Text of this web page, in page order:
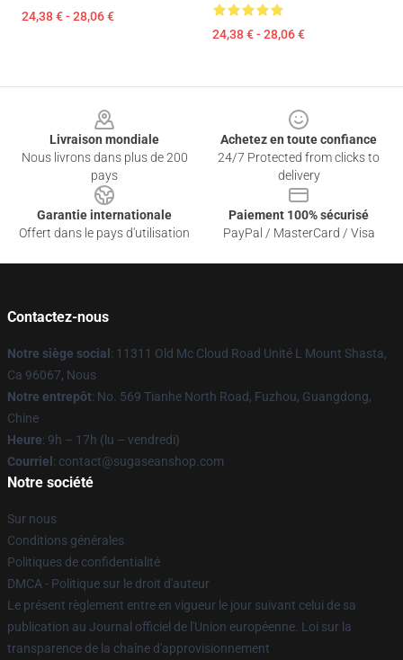
24,38 € - 28,06 €
24,38 € - 28,06 €
Livraison mondiale
Nous livrons dans plus de 200
pays
Achetez en toute confiance
24/7 Protected from clicks to
delivery
Garantie internationale
Offert dans le pays d'utilisation
Paiement 100% sécurisé
PayPal / MasterCard / Visa
Contactez-nous
Notre siège social : 11311 Old Mc Cloud Road Unité L Mount Shasta,
Ca 96067, Nous
Notre entrepôt: No. 569 Tianhe North Road, Fuzhou, Guangdong,
Chine
Heure: 9h – 17h (lu – vendredi)
Courriel : contact@sugaseanshop.com
Notre société
Sur nous
Conditions générales
Politiques de confidentialité
DMCA - Politique sur le droit d'auteur
Le présent règlement entre en vigueur le jour suivant celui de sa
publication au Journal officiel de l'Union européenne. Loi sur la
transparence de la chaîne d'approvisionnement